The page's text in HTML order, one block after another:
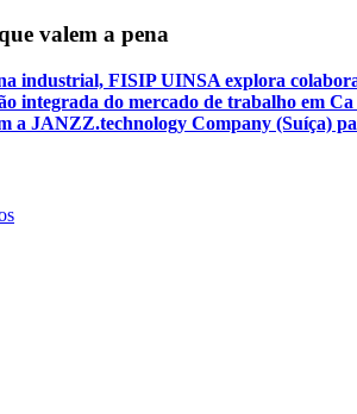
valem a pena
industrial, FISIP UINSA explora
integrada do mercado de trabalho em
a JANZZ.technology Company (Suíça)